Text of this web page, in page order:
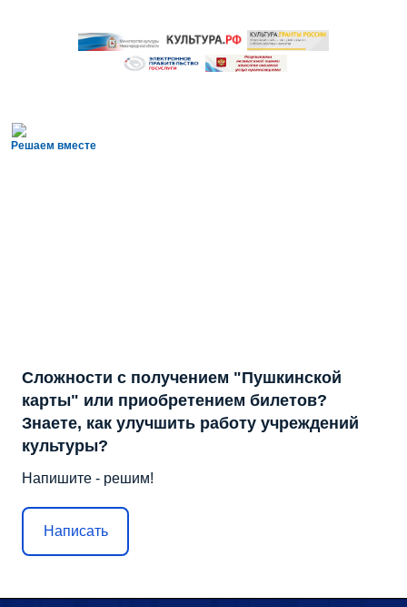
Решаем вместе
Сложности с получением "Пушкинской
карты" или приобретением билетов?
Знаете, как улучшить работу учреждений
культуры?
Напишите - решим!
Написать